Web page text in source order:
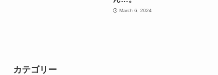
March 6, 2024
カテゴリー